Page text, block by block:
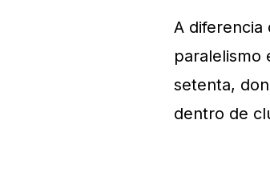
A diferencia
paralelismo
setenta,
dentro de